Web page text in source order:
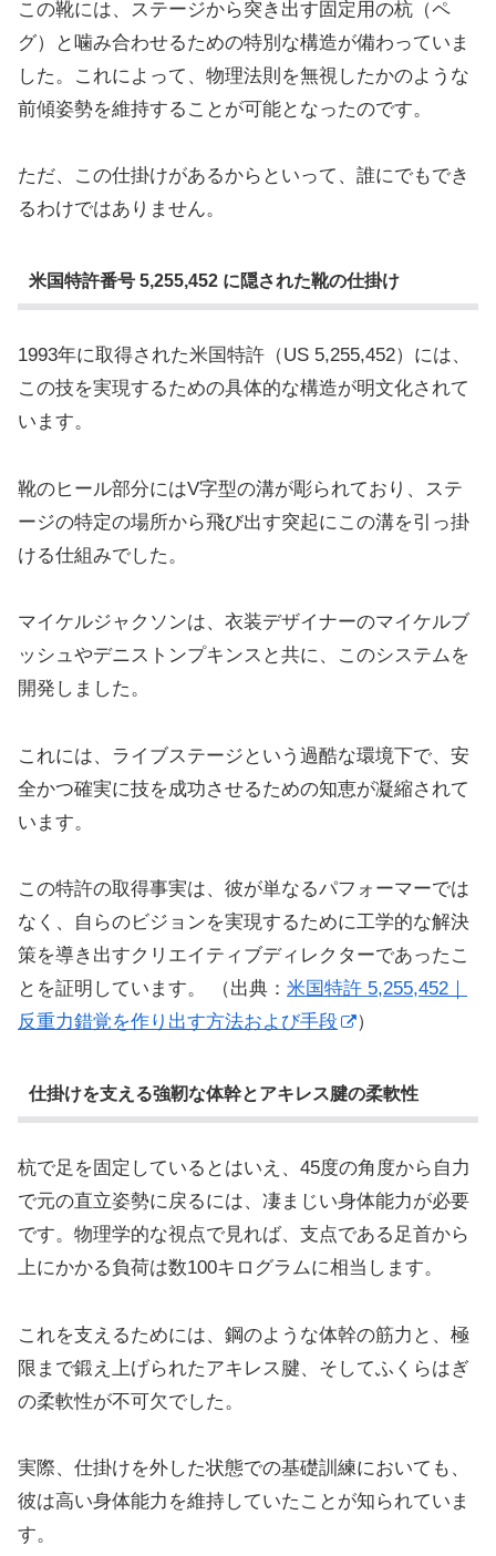
この靴には、ステージから突き出す固定用の杭（ペ
グ）と噛み合わせるための特別な構造が備わっていま
した。これによって、物理法則を無視したかのような
前傾姿勢を維持することが可能となったのです。
ただ、この仕掛けがあるからといって、誰にでもでき
るわけではありません。
米国特許番号 5,255,452 に隠された靴の仕掛け
1993年に取得された米国特許（US 5,255,452）には、
この技を実現するための具体的な構造が明文化されて
います。
靴のヒール部分にはV字型の溝が彫られており、ステ
ージの特定の場所から飛び出す突起にこの溝を引っ掛
ける仕組みでした。
マイケルジャクソンは、衣装デザイナーのマイケルブ
ッシュやデニストンプキンスと共に、このシステムを
開発しました。
これには、ライブステージという過酷な環境下で、安
全かつ確実に技を成功させるための知恵が凝縮されて
います。
この特許の取得事実は、彼が単なるパフォーマーでは
なく、自らのビジョンを実現するために工学的な解決
策を導き出すクリエイティブディレクターであったこ
とを証明しています。 （出典： 米国特許 5,255,452｜
反重力錯覚を作り出す方法および手段
）
仕掛けを支える強靭な体幹とアキレス腱の柔軟性
杭で足を固定しているとはいえ、45度の角度から自力
で元の直立姿勢に戻るには、凄まじい身体能力が必要
です。物理学的な視点で見れば、支点である足首から
上にかかる負荷は数100キログラムに相当します。
これを支えるためには、鋼のような体幹の筋力と、極
限まで鍛え上げられたアキレス腱、そしてふくらはぎ
の柔軟性が不可欠でした。
実際、仕掛けを外した状態での基礎訓練においても、
彼は高い身体能力を維持していたことが知られていま
す。